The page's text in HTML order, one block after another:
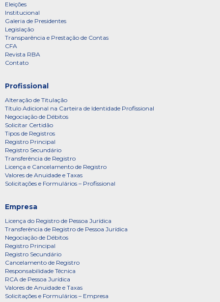
Eleições
Institucional
Galeria de Presidentes
Legislação
Transparência e Prestação de Contas
CFA
Revista RBA
Contato
Profissional
Alteração de Titulação
Título Adicional na Carteira de Identidade Profissional
Negociação de Débitos
Solicitar Certidão
Tipos de Registros
Registro Principal
Registro Secundário
Transferência de Registro
Licença e Cancelamento de Registro
Valores de Anuidade e Taxas
Solicitações e Formulários – Profissional
Empresa
Licença do Registro de Pessoa Jurídica
Transferência de Registro de Pessoa Jurídica
Negociação de Débitos
Registro Principal
Registro Secundário
Cancelamento de Registro
Responsabilidade Técnica
RCA de Pessoa Jurídica
Valores de Anuidade e Taxas
Solicitações e Formulários – Empresa